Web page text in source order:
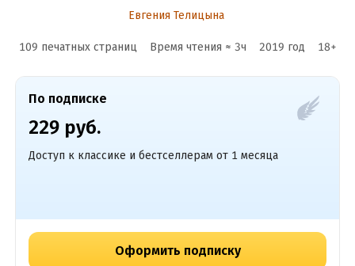
Евгения Телицына
109 печатных страниц Время чтения ≈ 3ч 2019 год 18+
По подписке
229 руб.
Доступ к классике и бестселлерам от 1 месяца
Оформить подписку